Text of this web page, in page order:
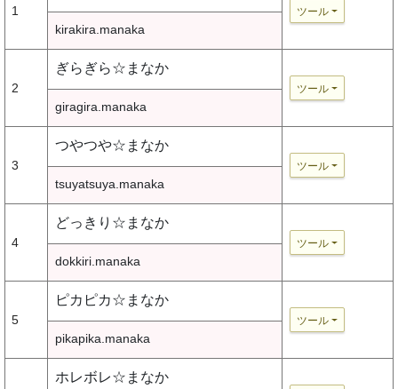
1 ツール
kirakira.manaka
2
ぎらぎら☆まなか
ツール
giragira.manaka
3
つやつや☆まなか
ツール
tsuyatsuya.manaka
4
どっきり☆まなか
ツール
dokkiri.manaka
5
ピカピカ☆まなか
ツール
pikapika.manaka
ホレボレ☆まなか